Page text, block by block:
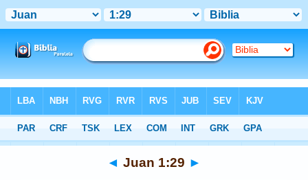
>Juan> Capítulo 1 > Verso 29
◄ Juan 1:29 ►